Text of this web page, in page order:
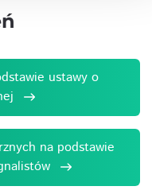
ustawy o
na podstawie